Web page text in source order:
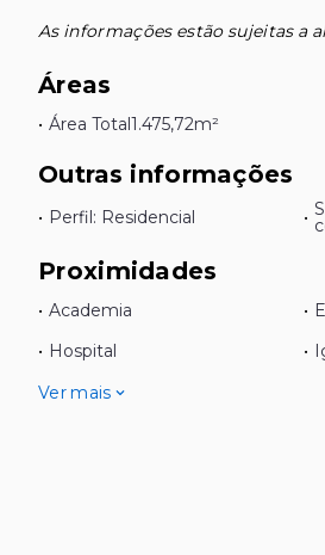
As informações estão sujeitas a
Áreas
• Área Total1.475,72m²
Outras informações
• Perfil: Residencial •
Proximidades
• Academia •
• Hospital •
Ver mais